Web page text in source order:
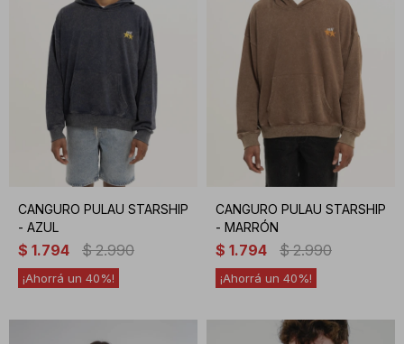
CANGURO PULAU STARSHIP
- AZUL
$ 1.794 $ 2.990
40
CANGURO PULAU STARSHIP
- MARRÓN
$ 1.794 $ 2.990
40